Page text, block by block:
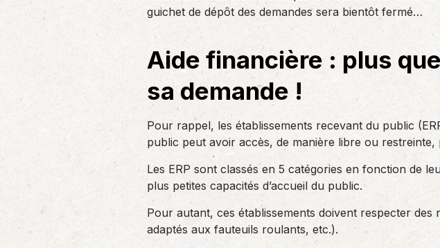
un nouvel associé…
de producteurs ou…
Accompagnement des
En tant qu’employeur, vous êtes soumis
à des obligations et à une légalisation
guichet de dépôt des demandes sera bientôt fermé…
Aide financière : plus
sa demande !
Pour rappel, les établissements recevant du public
public peut avoir accès, de manière libre ou restreinte,
Les ERP sont classés en 5 catégories en fonction de
plus petites capacités d’accueil du public.
Pour autant, ces établissements doivent respecter des
adaptés aux fauteuils roulants, etc.).